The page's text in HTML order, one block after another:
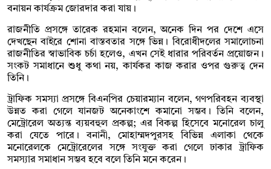
বনায়ন কার্যক্রম জোরদার করা যায়।
রাজনীতি প্রসঙ্গে তারেক রহমান বলেন, অনেক দিন পর দেশে এসে
দেখছেন বাইরে শোনা বাস্তবতার সঙ্গে ভিন্ন। বিরোধীদলের সমালোচনা
রাজনীতির স্বাভাবিক চর্চা হলেও, এখন সেই ধারার পরিবর্তন প্রয়োজন।
সংকট সমাধানে শুধু কথা নয়, কার্যকর কাজ করার ওপর গুরুত্ব দেন
তিনি।
ট্রাফিক সমস্যা প্রসঙ্গে বিএনপির চেয়ারম্যান বলেন, গণপরিবহন ব্যবস্থা
উন্নত করা গেলে যানজট অনেকাংশে কমানো সম্ভব। তিনি বলেন,
মেট্রোরেল অত্যন্ত ব্যয়বহুল প্রকল্প; এর বিকল্প হিসেবে মনোরেল চালু
করা যেতে পারে। বনানী, মোহাম্মদপুরসহ বিভিন্ন এলাকা থেকে
মনোরেলকে মেট্রোরেলের সঙ্গে সংযুক্ত করা গেলে ঢাকার ট্রাফিক
সমস্যার সমাধান সম্ভব হবে বলে তিনি মনে করেন।